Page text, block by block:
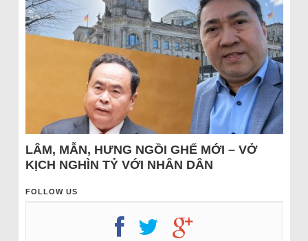
LÂM, MẪN, HƯNG NGỒI GHẾ MỚI – VỞ
KỊCH NGHÌN TỶ VỚI NHÂN DÂN
FOLLOW US